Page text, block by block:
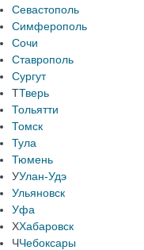
Севастополь
Симферополь
Сочи
Ставрополь
Сургут
ТТверь
Тольятти
Томск
Тула
Тюмень
УУлан-Удэ
Ульяновск
Уфа
ХХабаровск
ЧЧебоксары